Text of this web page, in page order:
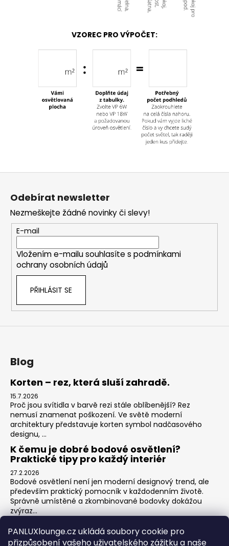
PANLUXlounge.cz ukládá soubory cookie pro
přizpůsobení vašeho uživatelského zážitku a naše
VZOREC PRO VÝPOČET:
Odebírat newsletter
Nezmeškejte žádné novinky či slevy!
E-mail
Vložením e-mailu souhlasíte s podmínkami
ochrany osobních údajů
PŘIHLÁSIT SE
Blog
Korten – rez, která sluší zahradě.
15.7.2026
Proč jsou svítidla v barvě rezi stále oblíbenější? Rez
nemusí znamenat poškození. Ve světě moderní
architektury představuje korten symbol nadčasového
designu, ...
K čemu je dobré bodové osvětlení?
Praktické tipy pro každý interiér
27.2.2026
Bodové osvětlení není jen moderní designový trend, ale
především praktický pomocník v každodenním životě.
Správně umístěné a zkombinované bodovky dokážou
zvýraz...
Jak na zónové osvětlení v obýváku?
3.2.2026